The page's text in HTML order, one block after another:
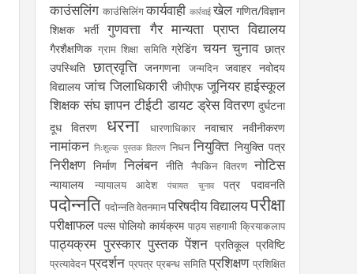
काउंसलिंग काउंसिलिंग कार्यवाही कार्रवाई खेल गणित/विज्ञान
शिक्षक भर्ती
गुणवत्ता गैर मान्यता प्राप्त विद्यालय
गैरशैक्षणिक ग्राम शिक्षा समिति ग्रेडिंग चयन चुनाव छात्र
उपस्थिति छात्रवृत्ति जनगणना जन्मदिन जवाहर नवोदय
विद्यालय जांच जिलाधिकारी जीपीएफ जूनियर हाईस्कूल
शिक्षक संघ ज्ञापन टीईटी डायट ड्रेस वितरण दुर्घटना
दूध वितरण
धरना धारणाधिकार नवाचार नवीनीकरण
नामांकन निःशुल्क पुस्तक वितरण निधन नियुक्ति नियुक्ति पत्र
निरीक्षण निर्माण निलंबन नीति नैपकिन वितरण नोटिस
न्यायालय न्यायालय आदेश पंचायत चुनाव पत्र पदावनति
पदोन्नति पदोन्नति वेतनमानपरिषदीय विद्यालयपरीक्षा
परीक्षाफल पल्स पोलियो कार्यक्रम पाठ्य सहगामी क्रियाकलाप
पाठ्यक्रम पुरस्कार पुस्तक पेंशन प्रतिकूल प्रविष्टि
प्रत्यावेदन प्रदर्शन प्रपत्र प्रबन्ध समिति प्रशिक्षण प्रशिक्षित